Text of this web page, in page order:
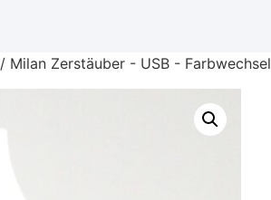
/ Milan Zerstäuber - USB - Farbwechsel